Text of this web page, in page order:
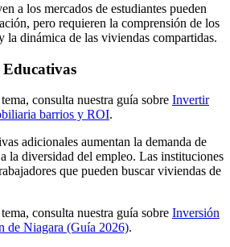
a los mercados de estudiantes pueden
pero requieren la comprensión de los
la dinámica de las viviendas compartidas.
consulta nuestra guía sobre Invertir
barrios y ROI.
adicionales aumentan la demanda de
la diversidad del empleo. Las instituciones
que pueden buscar viviendas de
consulta nuestra guía sobre Inversión
de Niagara (Guía 2026).